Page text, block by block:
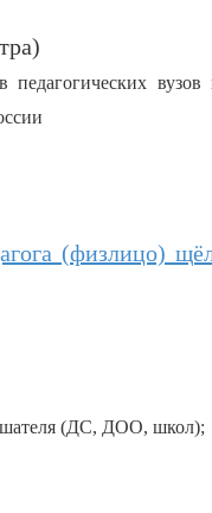
вузов
(физлицо)
(ДС, ДОО, школ);